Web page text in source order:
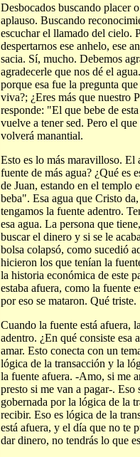
Desbocados buscando placer
aplauso. Buscando
escuchar el llamado del cielo.
despertarnos ese anhelo, ese
sacia. Sí, mucho. Debemos
agradecerle que nos dé el
porque esa fue la pregunta
viva?; ¿Eres más que nuestro
responde: "El que bebe de
vuelve a tener sed. Pero el
volverá manantial.
Esto es lo más maravilloso. El
fuente de más agua? ¿Qué es
de Juan, estando en el templo
beba". Esa agua que Cristo
tengamos la fuente adentro.
esa agua. La persona que
buscar el dinero y si se le
bolsa colapsó, como sucedió
hicieron los que tenían la
la historia económica de este
estaba afuera, como la fuente
por eso se mataron. Qué triste.
Cuando la fuente está afuera,
adentro. ¿En qué consiste esa
amar. Esto conecta con un
lógica de la transacción y la
la fuente afuera. -Amo, si me
presto si me van a pagar-.
gobernada por la lógica de la
recibir. Eso es lógica de la
está afuera, y el día que no te
dar dinero, no tendrás lo que